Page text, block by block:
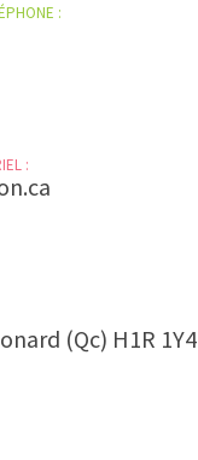
:
:
(Qc) H1R 1Y4